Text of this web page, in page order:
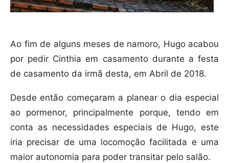
Ao fim de alguns meses de namoro, Hugo acabou
por pedir Cinthia em casamento durante a festa
de casamento da irmã desta, em Abril de 2018.
Desde então começaram a planear o dia especial
ao pormenor, principalmente porque, tendo em
conta as necessidades especiais de Hugo, este
iria precisar de uma locomoção facilitada e uma
maior autonomia para poder transitar pelo salão.